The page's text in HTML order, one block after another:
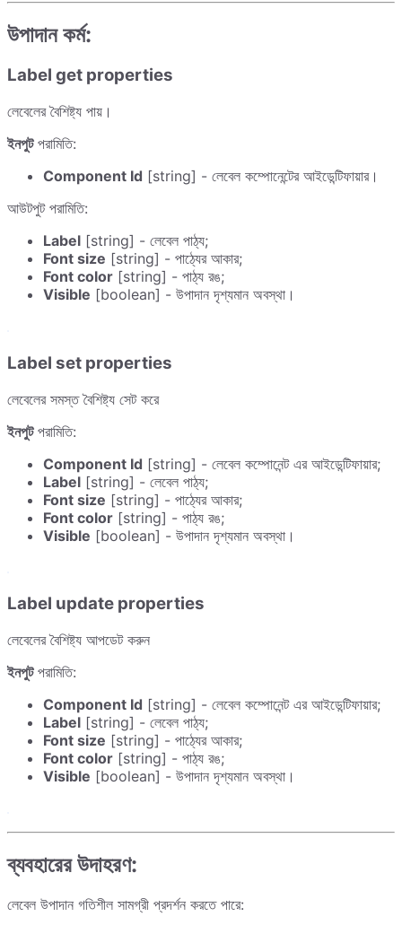
উপাদান কর্ম:
Label get properties
লেবেলের বৈশিষ্ট্য পায়।
ইনপুটপরামিতি:
Component Id [string] - লেবেল কম্পোনেন্টের আইডেন্টিফায়ার।
আউটপুট পরামিতি:
Label [string] - লেবেল পাঠ্য;
Font size [string] - পাঠ্যের আকার;
Font color [string] - পাঠ্য রঙ;
Visible [boolean] - উপাদান দৃশ্যমান অবস্থা।
Label set properties
লেবেলের সমস্ত বৈশিষ্ট্য সেট করে
ইনপুটপরামিতি:
Component Id [string] - লেবেল কম্পোনেন্ট এর আইডেন্টিফায়ার;
Label [string] - লেবেল পাঠ্য;
Font size [string] - পাঠ্যের আকার;
Font color [string] - পাঠ্য রঙ;
Visible [boolean] - উপাদান দৃশ্যমান অবস্থা।
Label update properties
লেবেলের বৈশিষ্ট্য আপডেট করুন
ইনপুটপরামিতি:
Component Id [string] - লেবেল কম্পোনেন্ট এর আইডেন্টিফায়ার;
Label [string] - লেবেল পাঠ্য;
Font size [string] - পাঠ্যের আকার;
Font color [string] - পাঠ্য রঙ;
Visible [boolean] - উপাদান দৃশ্যমান অবস্থা।
ব্যবহারের উদাহরণ:
লেবেল উপাদান গতিশীল সামগ্রী প্রদর্শন করতে পারে: